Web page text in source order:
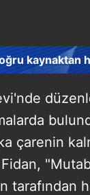
kaynaktan
çarenin
tarafından